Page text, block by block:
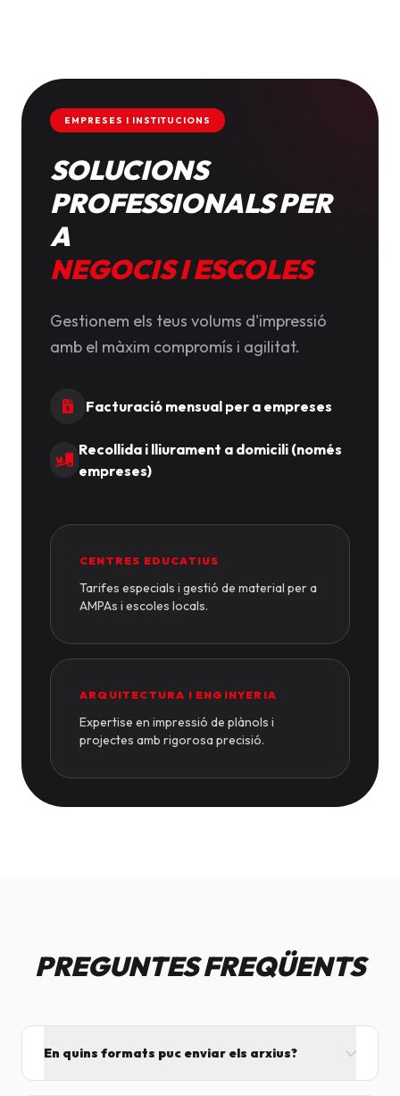
EMPRESES I INSTITUCIONS
SOLUCIONS
PROFESSIONALS PER
A
NEGOCIS I ESCOLES
Gestionem els teus volums d'impressió
amb el màxim compromís i agilitat.
Facturació mensual per a empreses
Recollida i lliurament a domicili (només
empreses)
CENTRES EDUCATIUS
Tarifes especials i gestió de material per a
AMPAs i escoles locals.
ARQUITECTURA I ENGINYERIA
Expertise en impressió de plànols i
projectes amb rigorosa precisió.
PREGUNTES FREQÜENTS
En quins formats puc enviar els arxius?